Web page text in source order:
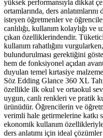
yüksek performansıyla dikkat
ortamlarında, ders
isteyen öğretmenler ve
canlılığı, kullanım kolaylığı ve
çıkan özelliklerindendir.
kullanım rahatlığını
bulundurulması gerektiğini
hem de fonksiyonel açıdan
duyulan temel kırtasiye
Söz Edding Glance 360 XL
özellikle ilk okul ve ortaokul
uygun, canlı renkleri ve pratik
ürünüdür. Öğrencilerin ve
verimli hale getirmelerine katkı
ekonomik kullanım
ders anlatımı için ideal çözümler